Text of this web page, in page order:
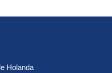
Holanda